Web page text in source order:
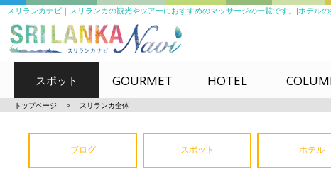
スリランカナビ｜スリランカの観光やツアーにおすすめのマッサージの一覧です。|ホテル
スポット GOURMET HOTEL
トップページ > スリランカ全体
ブログ スポット ホテル